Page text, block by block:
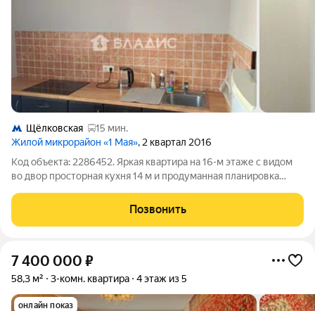
Щёлковская
15 мин.
Жилой микрорайон «1 Мая», 2 квартал 2016
Код объекта: 2286452. Яркая квартира на 16-м этаже с видом
во двор просторная кухня 14 м и продуманная планировка
Мая, Балашиха. Высокий этаж дарит чистый воздух и
спокойствие, окна во двор
Позвонить
7 400 000 ₽
58,3 м² 3-комн. квартира 4 этаж из 5
онлайн показ